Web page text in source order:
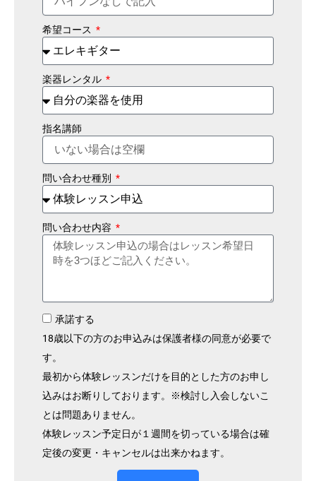
希望コース
楽器レンタル
指名講師
問い合わせ種別
問い合わせ内容
承諾する
18歳以下の方のお申込みは保護者様の同意が必要で
す。
最初から体験レッスンだけを目的とした方のお申し
込みはお断りしております。※検討し入会しないこ
とは問題ありません。
体験レッスン予定日が１週間を切っている場合は確
定後の変更・キャンセルは出来かねます。